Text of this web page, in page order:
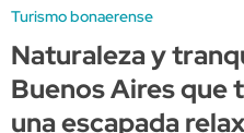
Turismo bonaerense
Naturaleza y
Buenos Aires que
una escapada relax